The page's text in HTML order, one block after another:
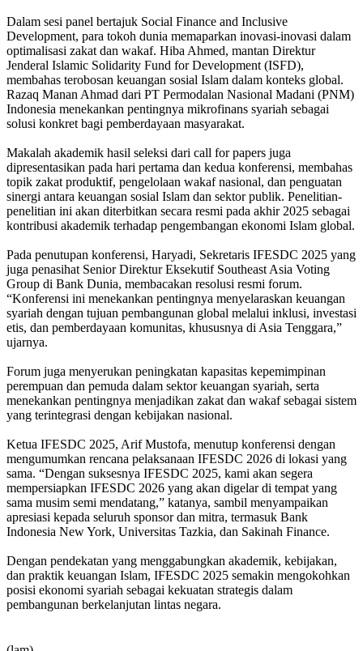
Dalam sesi panel bertajuk Social Finance and Inclusive
Development, para tokoh dunia memaparkan inovasi-inovasi dalam
optimalisasi zakat dan wakaf. Hiba Ahmed, mantan Direktur
Jenderal Islamic Solidarity Fund for Development (ISFD),
membahas terobosan keuangan sosial Islam dalam konteks global.
Razaq Manan Ahmad dari PT Permodalan Nasional Madani (PNM)
Indonesia menekankan pentingnya mikrofinans syariah sebagai
solusi konkret bagi pemberdayaan masyarakat.
Makalah akademik hasil seleksi dari call for papers juga
dipresentasikan pada hari pertama dan kedua konferensi, membahas
topik zakat produktif, pengelolaan wakaf nasional, dan penguatan
sinergi antara keuangan sosial Islam dan sektor publik. Penelitian-
penelitian ini akan diterbitkan secara resmi pada akhir 2025 sebagai
kontribusi akademik terhadap pengembangan ekonomi Islam global.
Pada penutupan konferensi, Haryadi, Sekretaris IFESDC 2025 yang
juga penasihat Senior Direktur Eksekutif Southeast Asia Voting
Group di Bank Dunia, membacakan resolusi resmi forum.
“Konferensi ini menekankan pentingnya menyelaraskan keuangan
syariah dengan tujuan pembangunan global melalui inklusi, investasi
etis, dan pemberdayaan komunitas, khususnya di Asia Tenggara,”
ujarnya.
Forum juga menyerukan peningkatan kapasitas kepemimpinan
perempuan dan pemuda dalam sektor keuangan syariah, serta
menekankan pentingnya menjadikan zakat dan wakaf sebagai sistem
yang terintegrasi dengan kebijakan nasional.
Ketua IFESDC 2025, Arif Mustofa, menutup konferensi dengan
mengumumkan rencana pelaksanaan IFESDC 2026 di lokasi yang
sama. “Dengan suksesnya IFESDC 2025, kami akan segera
mempersiapkan IFESDC 2026 yang akan digelar di tempat yang
sama musim semi mendatang,” katanya, sambil menyampaikan
apresiasi kepada seluruh sponsor dan mitra, termasuk Bank
Indonesia New York, Universitas Tazkia, dan Sakinah Finance.
Dengan pendekatan yang menggabungkan akademik, kebijakan,
dan praktik keuangan Islam, IFESDC 2025 semakin mengokohkan
posisi ekonomi syariah sebagai kekuatan strategis dalam
pembangunan berkelanjutan lintas negara.